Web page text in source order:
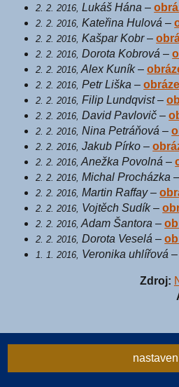
2. 2. 2016, Lukáš Hána –
2. 2. 2016, Kateřina Hulová –
2. 2. 2016, Kašpar Kobr–
2. 2. 2016, Dorota Kobrová –
2. 2. 2016, Alex Kuník–
2. 2. 2016, Petr Liška –
2. 2. 2016, Filip Lundqvist–
2. 2. 2016, David Pavlovič –
2. 2. 2016, Nina Petráňová –
2. 2. 2016, Jakub Pírko –
2. 2. 2016, Anežka Povolná –
2. 2. 2016, Michal Procházka
2. 2. 2016, Martin Raffay–
2. 2. 2016, Vojtěch Sudík–
2. 2. 2016, Adam Šantora –
2. 2. 2016, Dorota Veselá –
1. 1. 2016, Veronika uhlířová
Zdroj: